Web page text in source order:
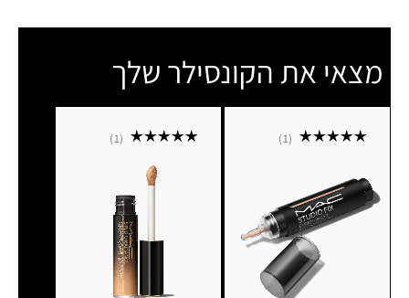
מצאי את הקונסילר שלך
1 1